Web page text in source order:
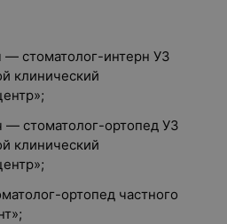
— стоматолог-интерн УЗ
клинический
— стоматолог-ортопед УЗ
клинический
ортопед частного